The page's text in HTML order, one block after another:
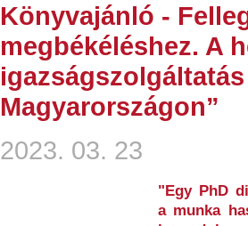
Könyvajánló -
megbékéléshez. A
Magyarországon”
2023. 03. 23
"Egy PhD
a munka